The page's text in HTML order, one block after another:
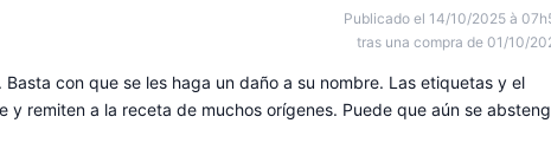
Publicado el 14/10/2025 à
tras una compra de 01/10/
con que se les haga un daño a su nombre. Las etiquetas y el
y remiten a la receta de muchos orígenes. Puede que aún se